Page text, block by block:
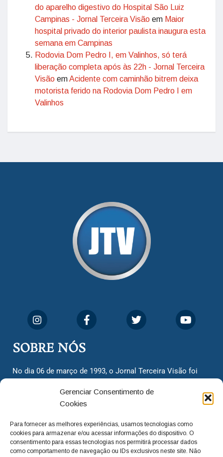
Gerenciar Consentimento de
Cookies
Para fornecer as melhores experiências, usamos tecnologias como
cookies para armazenar e/ou acessar informações do dispositivo. O
consentimento para essas tecnologias nos permitirá processar dados
como comportamento de navegação ou IDs exclusivos neste site. Não
do aparelho digestivo do Hospital São Luiz
Campinas - Jornal Terceira Visão em Maior
hospital privado do interior paulista inaugura esta
semana em Campinas
Rodovia Dom Pedro I, em Valinhos, só terá
liberação completa após às 22h - Jornal Terceira
Visão emAcidente com caminhão bitrem deixa
motorista ferido na Rodovia Dom Pedro I em
Valinhos
SOBRE NÓS
No dia 06 de março de 1993, o Jornal Terceira Visão foi
cidadãos valinhenses, já que naquela época só existiam
dois jornais. Há mais de 30 anos, o jornal continua
com o foco de trazer as melhores notícias. Nunca
deixamos de lado as necessidades do cidadão, sempre
questionando os órgãos públicos em busca de melhorias